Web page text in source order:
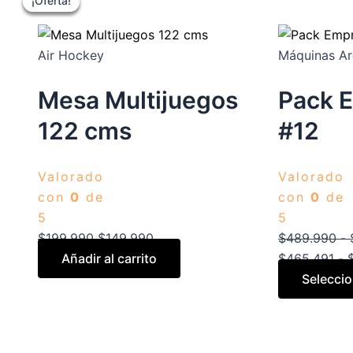
Air Hockey
Mesa Multijuegos
122 cms
Valorado
con 0 de
5
$199.990
precio
era:
$199.990.
$149.990
precio
es:
Añadir al carrito
Máquinas
Pack
#12
Valorado
con 0 de
5
$489.990 -
$465.491 -
tiene
múltiples
variantes.
opciones
se
página
de